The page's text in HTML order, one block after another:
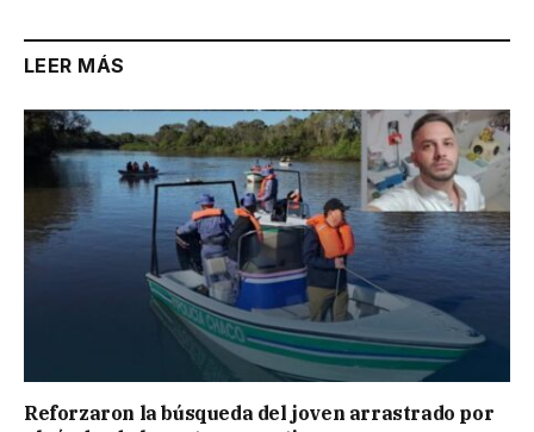
LEER MÁS
Reforzaron la búsqueda del joven arrastrado por